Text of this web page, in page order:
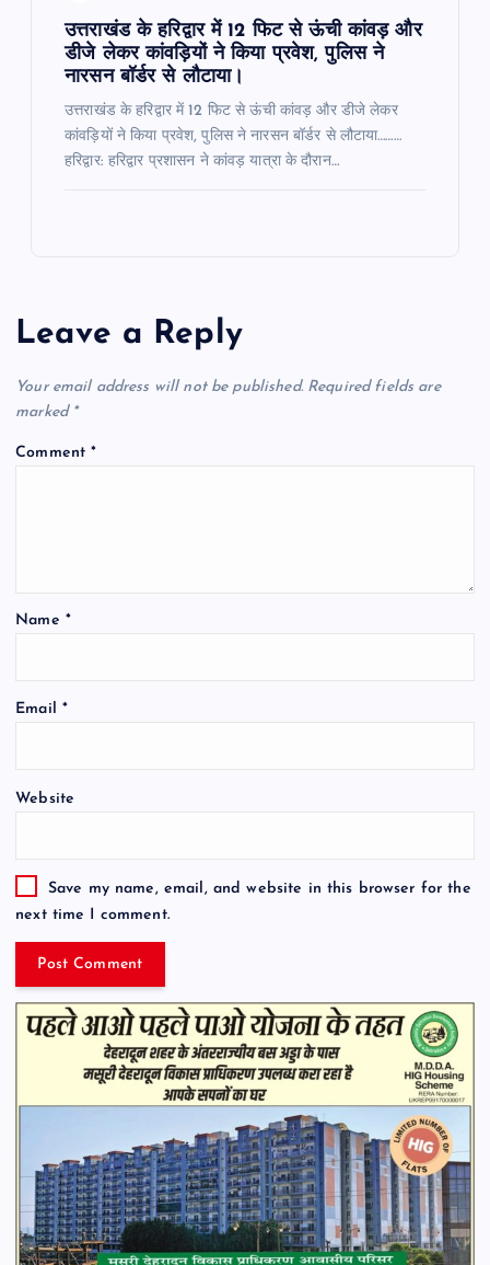
उत्तराखंड के हरिद्वार में 12 फिट से ऊंची कांवड़ और
डीजे लेकर कांवड़ियों ने किया प्रवेश, पुलिस ने
नारसन बॉर्डर से लौटाया।
उत्तराखंड के हरिद्वार में 12 फिट से ऊंची कांवड़ और डीजे लेकर
कांवड़ियों ने किया प्रवेश, पुलिस ने नारसन बॉर्डर से लौटाया………
हरिद्वार: हरिद्वार प्रशासन ने कांवड़ यात्रा के दौरान…
Leave a Reply
Your email address will not be published. Required fields are
marked *
Comment*
Name *
Email *
Website
Save my name, email, and website in this browser for the
next time I comment.